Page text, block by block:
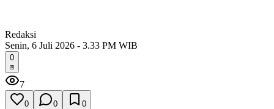
Redaksi
Senin, 6 Juli 2026 - 3.33 PM WIB
0
7
0 0 0